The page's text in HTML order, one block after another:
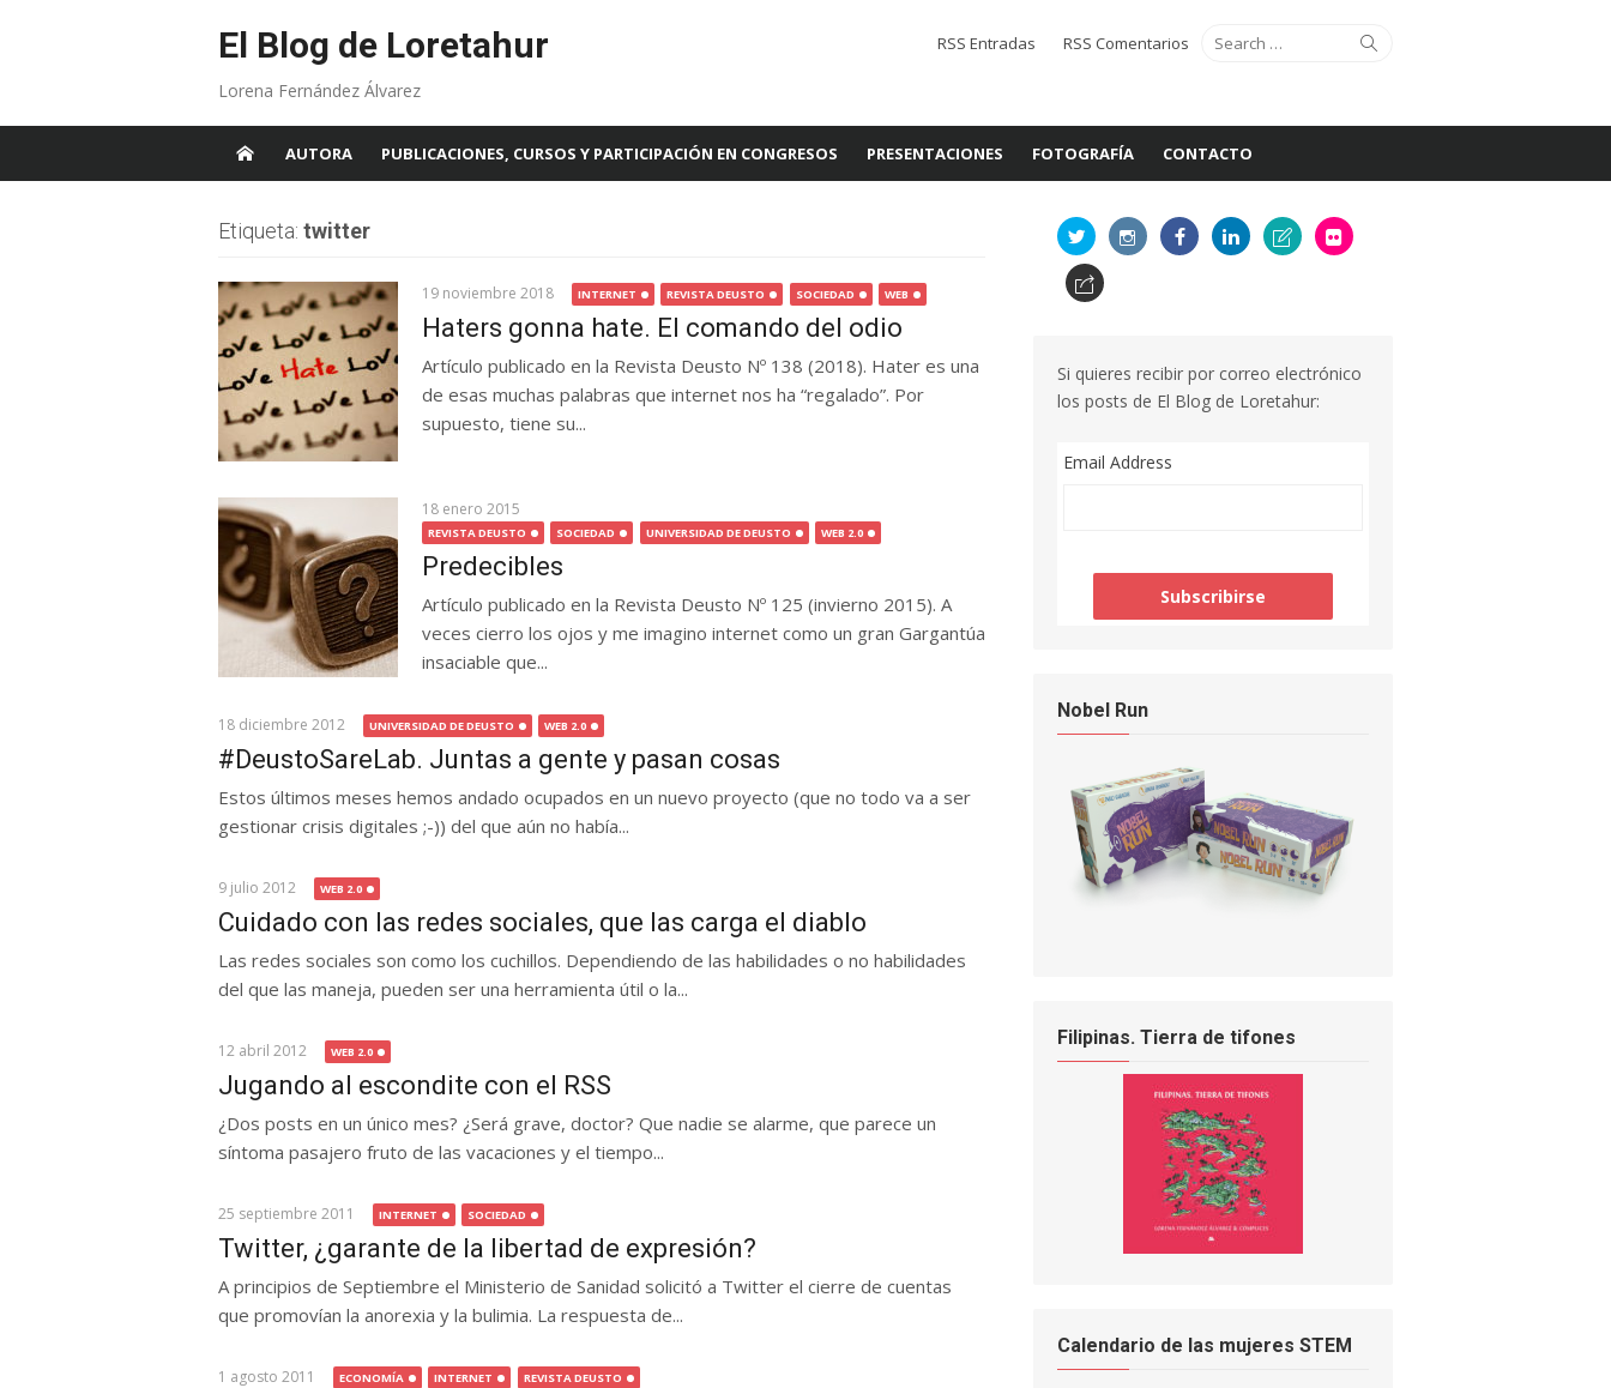
El Blog de Loretahur
Lorena Fernández Álvarez
Search
for:
RSS Entradas RSS Comentarios
AUTORA PUBLICACIONES, CURSOS Y PARTICIPACIÓN EN CONGRESOS PRESENTACIONES FOTOGRAFÍA CONTACTO
Etiqueta: twitter
19 noviembre 2018 INTERNET REVISTA DEUSTO SOCIEDAD WEB
Haters gonna hate. El comando del odio
Artículo publicado en la Revista Deusto Nº 138 (2018). Hater es una
de esas muchas palabras que internet nos ha “regalado”. Por
supuesto, tiene su...
18 enero 2015
REVISTA DEUSTO SOCIEDAD UNIVERSIDAD DE DEUSTO WEB 2.0
Predecibles
Artículo publicado en la Revista Deusto Nº 125 (invierno 2015). A
veces cierro los ojos y me imagino internet como un gran Gargantúa
insaciable que...
18 diciembre 2012 UNIVERSIDAD DE DEUSTO WEB 2.0
#DeustoSareLab. Juntas a gente y pasan cosas
Estos últimos meses hemos andado ocupados en un nuevo proyecto (que no todo va a ser
gestionar crisis digitales ;-)) del que aún no había...
9 julio 2012 WEB 2.0
Cuidado con las redes sociales, que las carga el diablo
Las redes sociales son como los cuchillos. Dependiendo de las habilidades o no habilidades
del que las maneja, pueden ser una herramienta útil o la...
12 abril 2012 WEB 2.0
Jugando al escondite con el RSS
¿Dos posts en un único mes? ¿Será grave, doctor? Que nadie se alarme, que parece un
síntoma pasajero fruto de las vacaciones y el tiempo...
25 septiembre 2011 INTERNET SOCIEDAD
Twitter, ¿garante de la libertad de expresión?
A principios de Septiembre el Ministerio de Sanidad solicitó a Twitter el cierre de cuentas
que promovían la anorexia y la bulimia. La respuesta de...
1 agosto 2011 ECONOMÍA INTERNET REVISTA DEUSTO
Si quieres recibir por correo electrónico
los posts de El Blog de Loretahur:
Email Address
Nobel Run
Filipinas. Tierra de tifones
Calendario de las mujeres STEM